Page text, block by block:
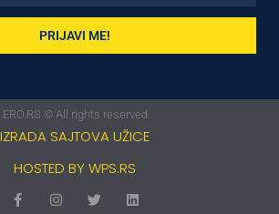
PRIJAVI ME!
ERO.RS © All rights reserved
IZRADA SAJTOVA UŽICE
HOSTED BY WPS.RS